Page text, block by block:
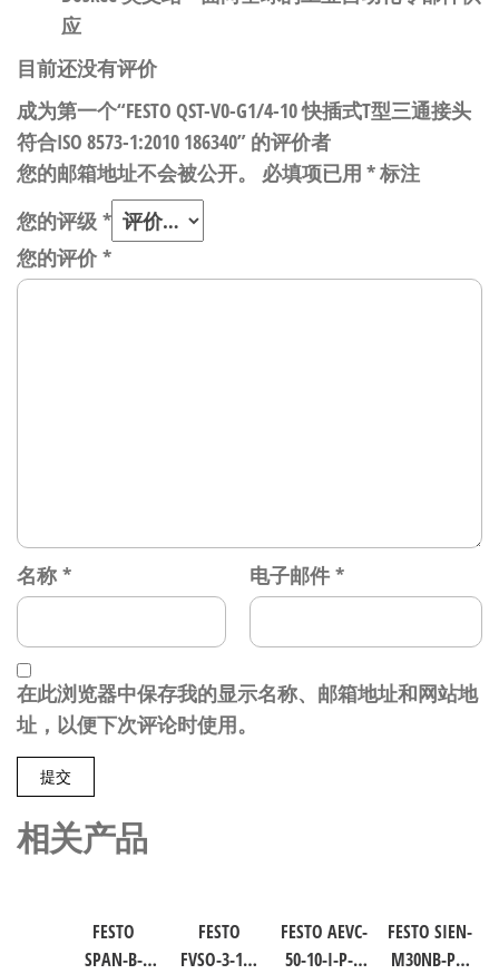
应
目前还没有评价
成为第一个“FESTO QST-V0-G1/4-10 快插式T型三通接头
符合ISO 8573-1:2010 186340” 的评价者
您的邮箱地址不会被公开。
必填项已用 *标注
您的评级 *
您的评价*
名称 * 电子邮件 *
在此浏览器中保存我的显示名称、邮箱地址和网站地
址，以便下次评论时使用。
相关产品
FESTO
SPAN-B-
FESTO
FVSO-3-1/8
FESTO AEVC-
50-10-I-P-A
FESTO SIEN-
M30NB-PS-